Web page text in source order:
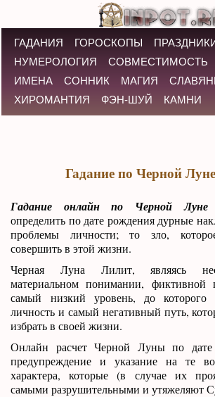
ГАДАНИЯ ГОРОСКОПЫ
НУМЕРОЛОГИЯ
СОВМЕСТИМОСТЬ
ИМЕНА
СОННИК МАГИЯ
ХИРОМАНТИЯ
ФЭН-ШУЙ КАМНИ
Гадание по Черной
Гадание онлайн по Черной
определить по дате рождения дурные
проблемы личности; то зло,
совершить в этой жизни.
Черная Луна Лилит, являясь
материальном понимании, фиктивной
самый низкий уровень, до которого
личность и самый негативный путь,
избрать в своей жизни.
Онлайн расчет Черной Луны по
предупреждение и указание на те
характера, которые (в случае их
самыми разрушительными и утяжеляют